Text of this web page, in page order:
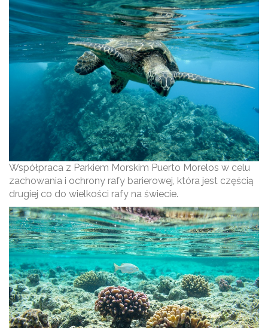
Współpraca z Parkiem Morskim Puerto Morelos w celu
zachowania i ochrony rafy barierowej, która jest częścią
drugiej co do wielkości rafy na świecie.